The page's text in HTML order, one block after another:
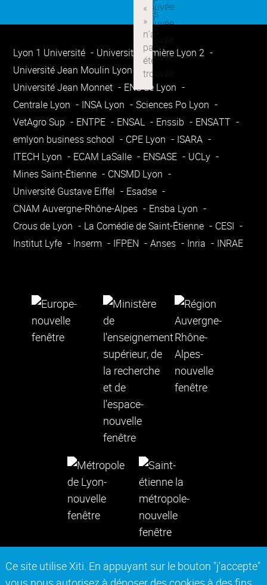
Ce site utilise Xiti. En appuyant sur le bouton "j'accepte"
Lyon 1 Université
Université Lumière Lyon 2
Université Jean Moulin Lyon 3
Université Jean Monnet
ENS de Lyon
Centrale Lyon
INSA Lyon
Sciences Po Lyon
VetAgro Sup
ENTPE ENSAL Enssib
ENSATT
emlyon business school
CPE Lyon
ISARA
ITECH Lyon
ECAM LaSalle ENSASE
UCLy
Mines Saint-Étienne
CNSMD Lyon
Université Gustave Eiffel
Esadse
CNAM Auvergne-Rhône-Alpes
Ensba Lyon
Crous de Lyon
La Comédie de Saint-Étienne
CESI
Institut Lyfe
Inserm IFPEN Anses Inria INRAE